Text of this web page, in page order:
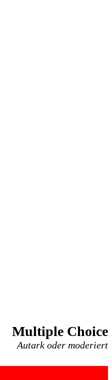
Multiple Choice
Autark oder moderiert